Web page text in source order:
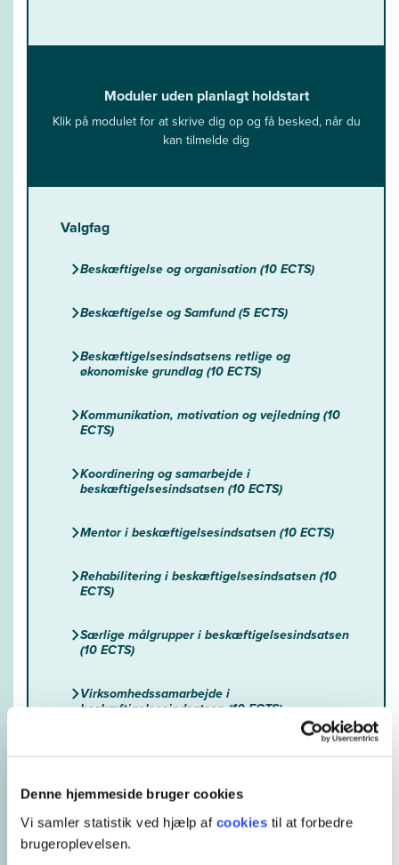
Denne hjemmeside bruger cookies
Vi samler statistik ved hjælp af cookies til at forbedre
brugeroplevelsen.
Moduler uden planlagt holdstart
Klik på modulet for at skrive dig op og få besked, når du
kan tilmelde dig
Valgfag
Beskæftigelse og organisation (10 ECTS)
Beskæftigelse og Samfund (5 ECTS)
Beskæftigelsesindsatsens retlige og
økonomiske grundlag (10 ECTS)
Kommunikation, motivation og vejledning (10
ECTS)
Koordinering og samarbejde i
beskæftigelsesindsatsen (10 ECTS)
Mentor i beskæftigelsesindsatsen (10 ECTS)
Rehabilitering i beskæftigelsesindsatsen (10
ECTS)
Særlige målgrupper i beskæftigelsesindsatsen
(10 ECTS)
Virksomhedssamarbejde i
beskæftigelsesindsatsen (10 ECTS)